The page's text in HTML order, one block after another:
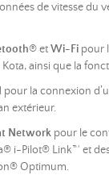
de vitesse du
® etWi-Fi pour
ainsi que la
pour la connexion
extérieur.
Network pour le
i-Pilot® Link™ et
Optimum.